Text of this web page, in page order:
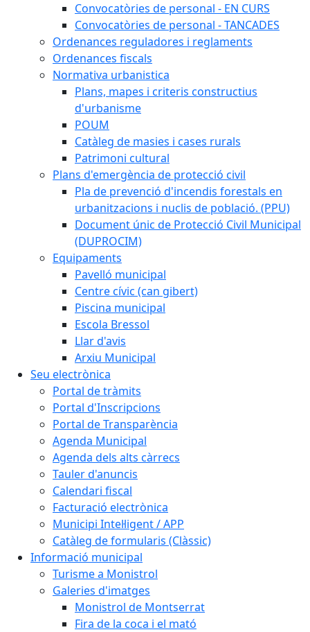
Convocatòries de personal - EN CURS
Convocatòries de personal - TANCADES
Ordenances reguladores i reglaments
Ordenances fiscals
Normativa urbanistica
Plans, mapes i criteris constructius
d'urbanisme
POUM
Catàleg de masies i cases rurals
Patrimoni cultural
Plans d'emergència de protecció civil
Pla de prevenció d'incendis forestals en
urbanitzacions i nuclis de població. (PPU)
Document únic de Protecció Civil Municipal
(DUPROCIM)
Equipaments
Pavelló municipal
Centre cívic (can gibert)
Piscina municipal
Escola Bressol
Llar d'avis
Arxiu Municipal
Seu electrònica
Portal de tràmits
Portal d'Inscripcions
Portal de Transparència
Agenda Municipal
Agenda dels alts càrrecs
Tauler d'anuncis
Calendari fiscal
Facturació electrònica
Municipi Intel·ligent / APP
Catàleg de formularis (Clàssic)
Informació municipal
Turisme a Monistrol
Galeries d'imatges
Monistrol de Montserrat
Fira de la coca i el mató